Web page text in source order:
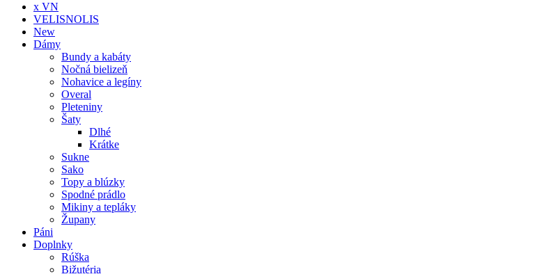
x VN
VELISNOLIS
New
Dámy
Bundy a kabáty
Nočná bielizeň
Nohavice a legíny
Overal
Pleteniny
Šaty
Dlhé
Krátke
Sukne
Sako
Topy a blúzky
Spodné prádlo
Mikiny a tepláky
Župany
Páni
Doplnky
Rúška
Bižutéria